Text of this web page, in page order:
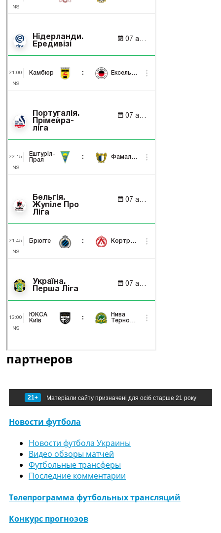
партнеров
21+ Матеріали сайту призначені для осіб старше 21 року
Новости футбола
Новости футбола Украины
Видео обзоры матчей
Футбольные трансферы
Последние комментарии
Телепрограмма футбольных трансляций
Конкурс прогнозов